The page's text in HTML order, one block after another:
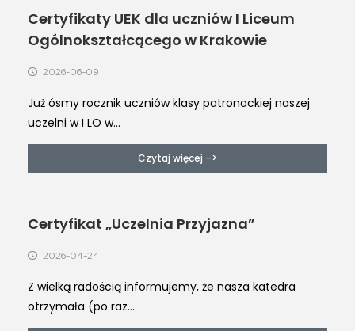
Certyfikaty UEK dla uczniów I Liceum
Ogólnokształcącego w Krakowie
2026-06-09
Już ósmy rocznik uczniów klasy patronackiej naszej
uczelni w I LO w...
Czytaj więcej –>
Certyfikat „Uczelnia Przyjazna”
2026-04-24
Z wielką radością informujemy, że nasza katedra
otrzymała (po raz...